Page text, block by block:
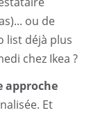
ou de
list déjà plus
chez Ikea ?
approche
Et